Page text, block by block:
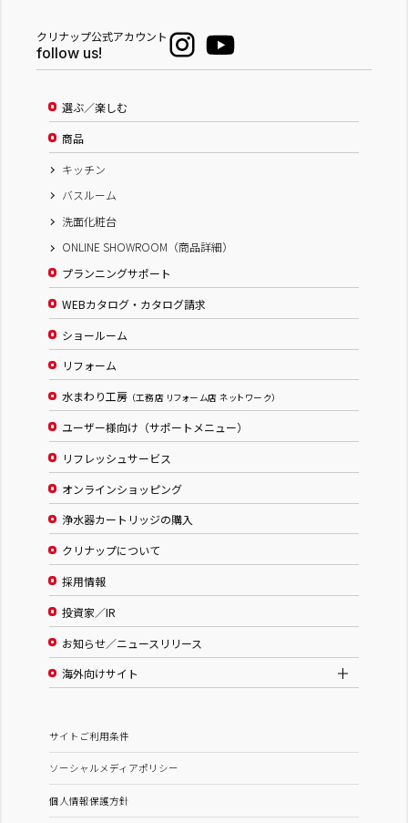
クリナップ公式アカウント
follow us!
選ぶ／楽しむ
商品
キッチン
バスルーム
洗面化粧台
ONLINE SHOWROOM（商品詳細）
プランニングサポート
WEBカタログ・カタログ請求
ショールーム
リフォーム
水まわり工房 （工務店 リフォーム店 ネットワーク）
ユーザー様向け（サポートメニュー）
リフレッシュサービス
オンラインショッピング
浄水器カートリッジの購入
クリナップについて
採用情報
投資家／IR
お知らせ／ニュースリリース
海外向けサイト
サイトご利用条件
ソーシャルメディアポリシー
個人情報保護方針